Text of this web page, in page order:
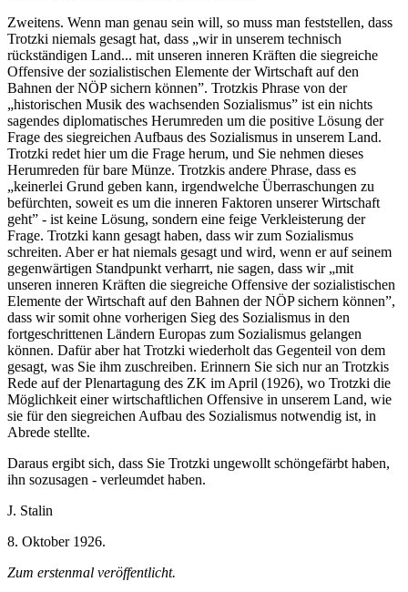
Zweitens. Wenn man genau sein will, so muss man feststellen, dass
Trotzki niemals gesagt hat, dass „wir in unserem technisch
rückständigen Land... mit unseren inneren Kräften die siegreiche
Offensive der sozialistischen Elemente der Wirtschaft auf den
Bahnen der NÖP sichern können”. Trotzkis Phrase von der
„historischen Musik des wachsenden Sozialismus” ist ein nichts
sagendes diplomatisches Herumreden um die positive Lösung der
Frage des siegreichen Aufbaus des Sozialismus in unserem Land.
Trotzki redet hier um die Frage herum, und Sie nehmen dieses
Herumreden für bare Münze. Trotzkis andere Phrase, dass es
„keinerlei Grund geben kann, irgendwelche Überraschungen zu
befürchten, soweit es um die inneren Faktoren unserer Wirtschaft
geht” - ist keine Lösung, sondern eine feige Verkleisterung der
Frage. Trotzki kann gesagt haben, dass wir zum Sozialismus
schreiten. Aber er hat niemals gesagt und wird, wenn er auf seinem
gegenwärtigen Standpunkt verharrt, nie sagen, dass wir „mit
unseren inneren Kräften die siegreiche Offensive der sozialistischen
Elemente der Wirtschaft auf den Bahnen der NÖP sichern können”,
dass wir somit ohne vorherigen Sieg des Sozialismus in den
fortgeschrittenen Ländern Europas zum Sozialismus gelangen
können. Dafür aber hat Trotzki wiederholt das Gegenteil von dem
gesagt, was Sie ihm zuschreiben. Erinnern Sie sich nur an Trotzkis
Rede auf der Plenartagung des ZK im April (1926), wo Trotzki die
Möglichkeit einer wirtschaftlichen Offensive in unserem Land, wie
sie für den siegreichen Aufbau des Sozialismus notwendig ist, in
Abrede stellte.
Daraus ergibt sich, dass Sie Trotzki ungewollt schöngefärbt haben,
ihn sozusagen - verleumdet haben.
J. Stalin
8. Oktober 1926.
Zum erstenmal veröffentlicht.